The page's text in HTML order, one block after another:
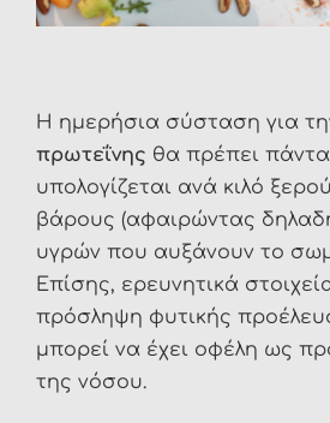
Η ημερήσια σύσταση για
πρωτεΐνης θα πρέπει
υπολογίζεται ανά κιλό
βάρους (αφαιρώντας
υγρών που αυξάνουν το
Επίσης, ερευνητικά
πρόσληψη φυτικής
μπορεί να έχει οφέλη ως
της νόσου.